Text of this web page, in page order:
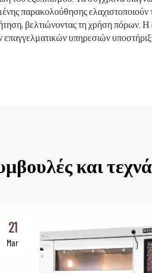
παρακολούθησης
βελτιώνοντας τη χρήση
υπηρεσιών
και
21
Mar